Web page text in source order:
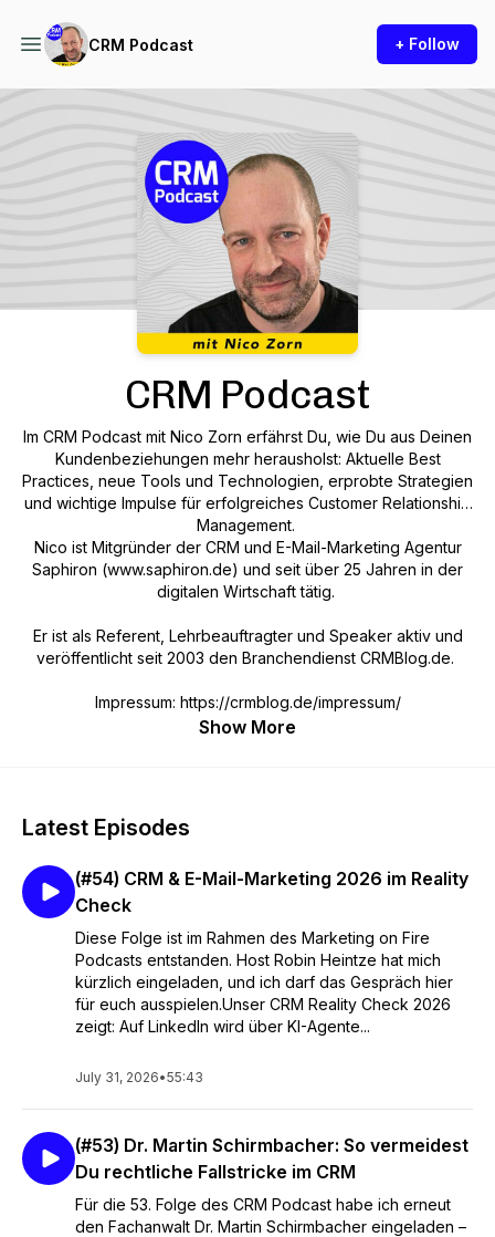
CRM Podcast + Follow
CRM Podcast
Im CRM Podcast mit Nico Zorn erfährst Du, wie Du aus Deinen
Kundenbeziehungen mehr herausholst: Aktuelle Best
Practices, neue Tools und Technologien, erprobte Strategien
und wichtige Impulse für erfolgreiches Customer Relationship
Management.
Nico ist Mitgründer der CRM und E-Mail-Marketing Agentur
Saphiron (www.saphiron.de) und seit über 25 Jahren in der
digitalen Wirtschaft tätig.
Er ist als Referent, Lehrbeauftragter und Speaker aktiv und
veröffentlicht seit 2003 den Branchendienst CRMBlog.de.
Impressum: https://crmblog.de/impressum/
Show More
Latest Episodes
(#54) CRM & E-Mail-Marketing 2026 im Reality
Check
Diese Folge ist im Rahmen des Marketing on Fire
Podcasts entstanden. Host Robin Heintze hat mich
kürzlich eingeladen, und ich darf das Gespräch hier
für euch ausspielen.Unser CRM Reality Check 2026
zeigt: Auf LinkedIn wird über KI-Agente...
July 31, 2026•55:43
(#53) Dr. Martin Schirmbacher: So vermeidest
Du rechtliche Fallstricke im CRM
Für die 53. Folge des CRM Podcast habe ich erneut
den Fachanwalt Dr. Martin Schirmbacher eingeladen –